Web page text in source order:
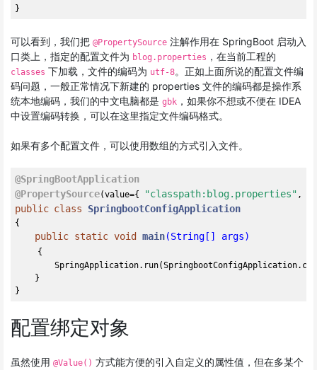
可以看到，我们把 @PropertySource 注解作用在 SpringBoot 启动入
口类上，指定的配置文件为 blog.properties ，在当前工程的
classes 下加载，文件的编码为 utf-8。正如上面所说的配置文件编
码问题，一般正常情况下新建的 properties 文件的编码都是操作系
统本地编码，我们的中文电脑都是 gbk ，如果你不想或不便在 IDEA
中设置编码转换，可以在这里指定文件编码格式。
如果有多个配置文件，可以使用数组的方式引入文件。
@SpringBootApplication
@PropertySource(value={ "classpath:blog.properties" ,
public class SpringbootConfigApplication
{
public static void main(String[] args)
{
    }
配置绑定对象
虽然使用 @Value() 方式能方便的引入自定义的属性值，但在多某个